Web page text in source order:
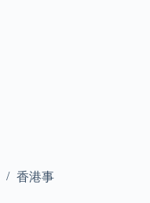
香港事